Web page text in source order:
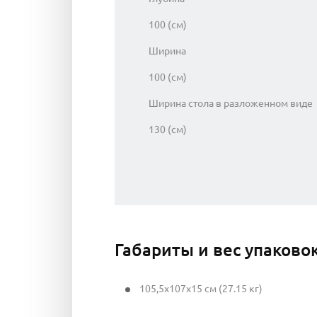
100 (см)
Ширина
100 (см)
Ширина стола в разложенном виде
130 (см)
Габариты и вес
105,5x107x15 см (27.15 кг)